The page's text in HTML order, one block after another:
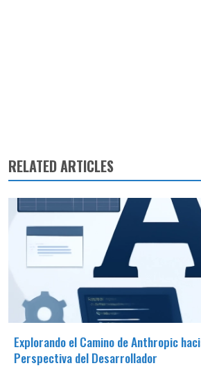
RELATED ARTICLES
Explorando el Camino de Anthropic
Perspectiva del Desarrollador